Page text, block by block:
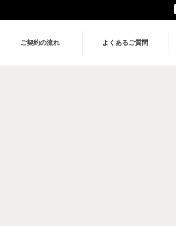
ご契約の流れ よくあるご質問